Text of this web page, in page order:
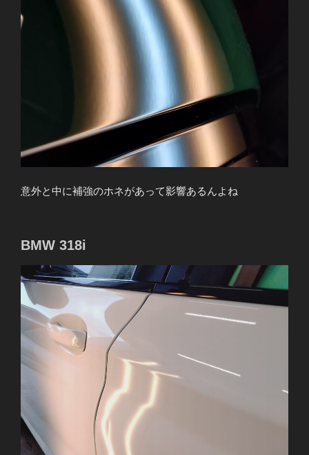
意外と中に補強のホネがあって影響あるんよね
BMW 318i